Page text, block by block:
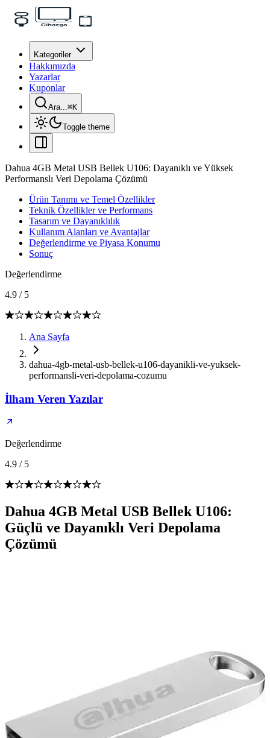
Kategoriler
Hakkımızda
Yazarlar
Kuponlar
Ara...⌘K
Toggle theme
Dahua 4GB Metal USB Bellek U106: Dayanıklı ve Yüksek
Performanslı Veri Depolama Çözümü
Ürün Tanımı ve Temel Özellikler
Teknik Özellikler ve Performans
Tasarım ve Dayanıklılık
Kullanım Alanları ve Avantajlar
Değerlendirme ve Piyasa Konumu
Sonuç
Değerlendirme
4.9 / 5
Ana Sayfa
dahua-4gb-metal-usb-bellek-u106-dayanikli-ve-yuksek-
performansli-veri-depolama-cozumu
İlham Veren Yazılar
Değerlendirme
4.9 / 5
Dahua 4GB Metal USB Bellek U106:
Güçlü ve Dayanıklı Veri Depolama
Çözümü